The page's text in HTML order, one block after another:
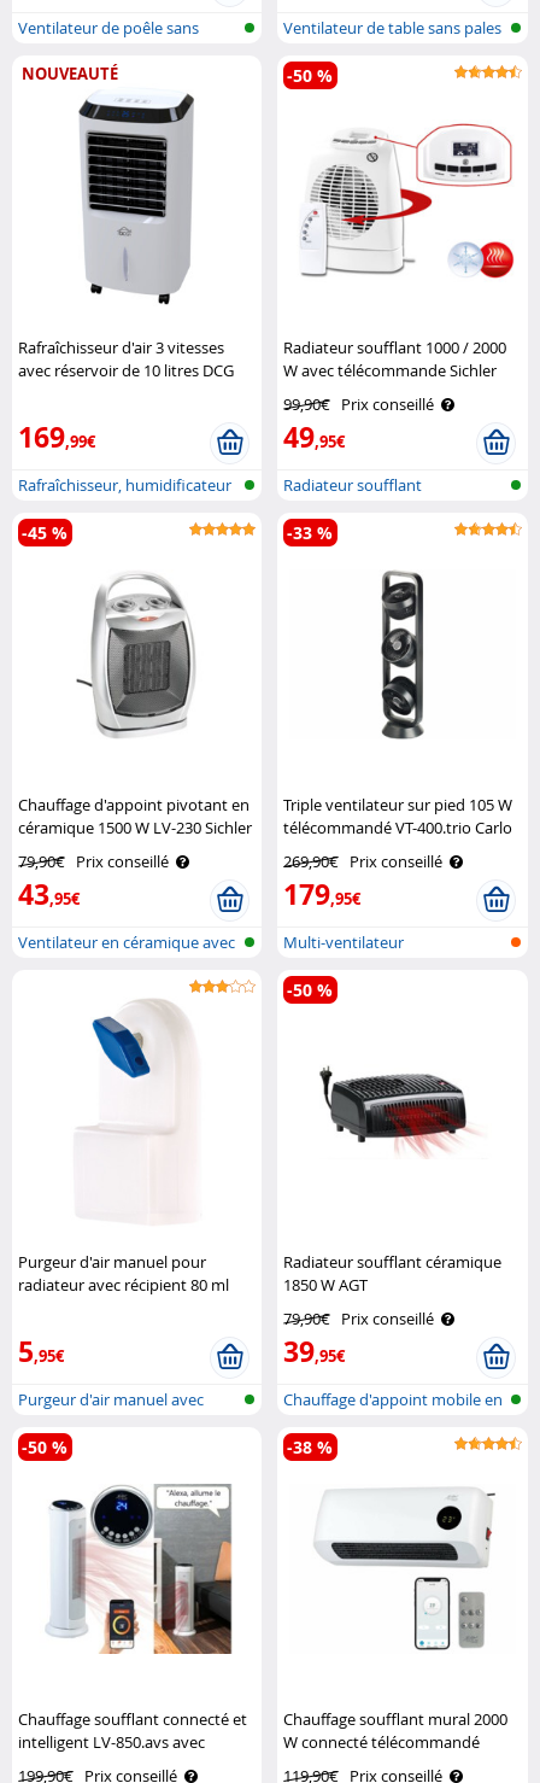
Ventilateur de poêle sans
Ventilateur de table sans pales
ave..
NOUVEAUTÉ
Rafraîchisseur d'air 3 vitesses
avec réservoir de 10 litres DCG
169,99€
Rafraîchisseur, humidificateur
et p..
Radiateur soufflant 1000 / 2000
W avec télécommande Sichler
99,90€ Prix conseillé
49,95€
-50 %
Radiateur soufflant
Chauffage d'appoint pivotant en
céramique 1500 W LV-230 Sichler
79,90€ Prix conseillé
43,95€
-45 %
Ventilateur en céramique avec
Triple ventilateur sur pied 105 W
télécommandé VT-400.trio Carlo
269,90€ Prix conseillé
179,95€
-33 %
Multi-ventilateur
Purgeur d'air manuel pour
radiateur avec récipient 80 ml
5,95€
Purgeur d'air manuel avec
réservoir..
Radiateur soufflant céramique
1850 W AGT
79,90€ Prix conseillé
39,95€
-50 %
Chauffage d'appoint mobile en
céram..
Chauffage soufflant connecté et
intelligent LV-850.avs avec
commandes vocales Sichler
199,90€ Prix conseillé
-50 %
Chauffage soufflant mural 2000
W connecté télécommandé
Sichler Haushaltsgeräte
119,90€ Prix conseillé
-38 %